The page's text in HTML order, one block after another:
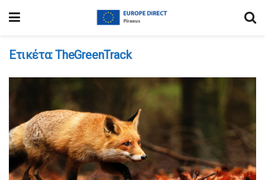
Ετικέτα:TheGreenTrack